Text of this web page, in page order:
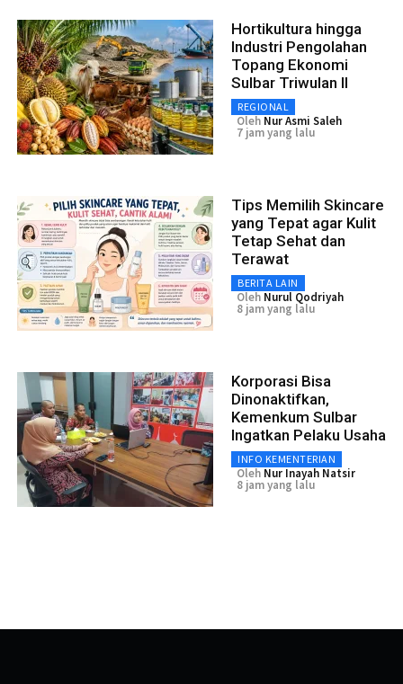
Hortikultura hingga
Industri Pengolahan
Topang Ekonomi
Sulbar Triwulan II
REGIONAL
Oleh Nur Asmi Saleh
7 jam yang lalu
Tips Memilih Skincare
yang Tepat agar Kulit
Tetap Sehat dan
Terawat
BERITA LAIN
Oleh Nurul Qodriyah
8 jam yang lalu
Korporasi Bisa
Dinonaktifkan,
Kemenkum Sulbar
Ingatkan Pelaku Usaha
INFO KEMENTERIAN
Oleh Nur Inayah Natsir
8 jam yang lalu